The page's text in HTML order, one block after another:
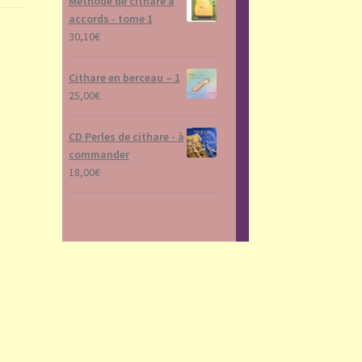
accords - tome 1
30,10€
Cithare en berceau – 1
25,00€
CD Perles de cithare - à
commander
18,00€